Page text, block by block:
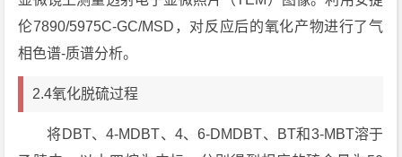
伦7890/5975C-GC/MSD，对反应后的氧化产物进行了气
相色谱-质谱分析。
2.4氧化脱硫过程
将DBT、4-MDBT、4、6-DMDBT、BT和3-MBT溶于